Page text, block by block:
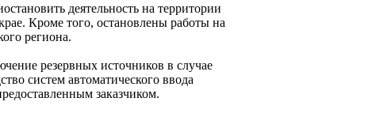
деятельность на территории
Кроме того, остановлены работы на
региона.
резервных источников в случае
систем автоматического ввода
заказчиком.